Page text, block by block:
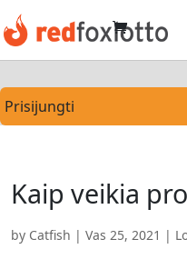
Prisijungti
Kaip veikia
by Catfish | Vas 25, 2021 |